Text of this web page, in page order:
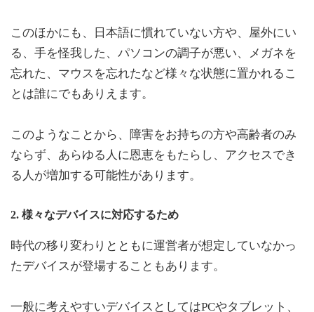
このほかにも、日本語に慣れていない方や、屋外にい
る、手を怪我した、パソコンの調子が悪い、メガネを
忘れた、マウスを忘れたなど様々な状態に置かれるこ
とは誰にでもありえます。
このようなことから、障害をお持ちの方や高齢者のみ
ならず、あらゆる人に恩恵をもたらし、アクセスでき
る人が増加する可能性があります。
2. 様々なデバイスに対応するため
時代の移り変わりとともに運営者が想定していなかっ
たデバイスが登場することもあります。
一般に考えやすいデバイスとしてはPCやタブレット、